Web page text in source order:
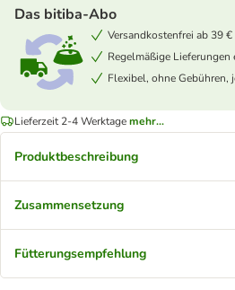
Das bitiba-Abo
Versandkostenfrei ab 39 €
Regelmäßige Lieferungen
Flexibel, ohne Gebühren,
Lieferzeit 2-4 Werktagemehr...
Produktbeschreibung
Zusammensetzung
Fütterungsempfehlung